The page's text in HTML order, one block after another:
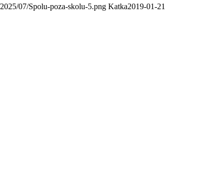
07/Spolu-poza-skolu-5.png Katka2019-01-21